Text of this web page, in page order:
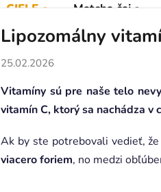
CIELE Matcha čaj
Lipozomálny
25.02.2026
Vitamíny sú pre naše telo
vitamín C, ktorý sa nachádza v
Ak by ste potrebovali vedieť,
viacero foriem, no medzi